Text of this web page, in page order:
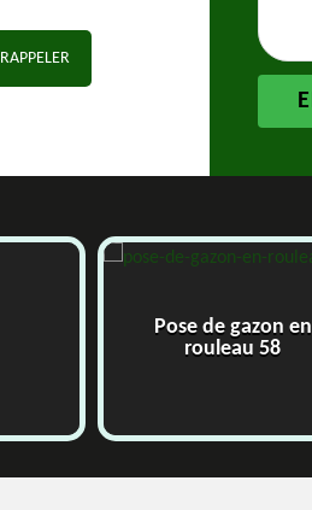
Pose de gazon en
rouleau 58